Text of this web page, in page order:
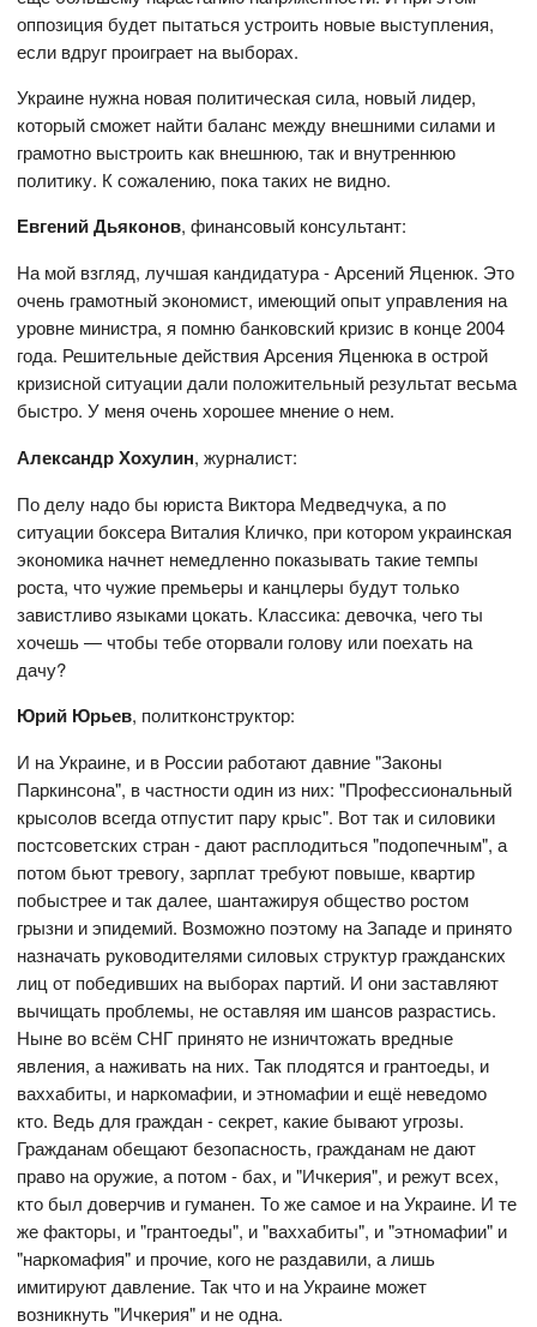
оппозиция будет пытаться устроить новые выступления,
если вдруг проиграет на выборах.
Украине нужна новая политическая сила, новый лидер,
который сможет найти баланс между внешними силами и
грамотно выстроить как внешнюю, так и внутреннюю
политику. К сожалению, пока таких не видно.
Евгений Дьяконов, финансовый консультант:
На мой взгляд, лучшая кандидатура - Арсений Яценюк. Это
очень грамотный экономист, имеющий опыт управления на
уровне министра, я помню банковский кризис в конце 2004
года. Решительные действия Арсения Яценюка в острой
кризисной ситуации дали положительный результат весьма
быстро. У меня очень хорошее мнение о нем.
Александр Хохулин, журналист:
По делу надо бы юриста Виктора Медведчука, а по
ситуации боксера Виталия Кличко, при котором украинская
экономика начнет немедленно показывать такие темпы
роста, что чужие премьеры и канцлеры будут только
завистливо языками цокать. Классика: девочка, чего ты
хочешь — чтобы тебе оторвали голову или поехать на
дачу?
Юрий Юрьев, политконструктор:
И на Украине, и в России работают давние "Законы
Паркинсона", в частности один из них: "Профессиональный
крысолов всегда отпустит пару крыс". Вот так и силовики
постсоветских стран - дают расплодиться "подопечным", а
потом бьют тревогу, зарплат требуют повыше, квартир
побыстрее и так далее, шантажируя общество ростом
грызни и эпидемий. Возможно поэтому на Западе и принято
назначать руководителями силовых структур гражданских
лиц от победивших на выборах партий. И они заставляют
вычищать проблемы, не оставляя им шансов разрастись.
Ныне во всём СНГ принято не изничтожать вредные
явления, а наживать на них. Так плодятся и грантоеды, и
ваххабиты, и наркомафии, и этномафии и ещё неведомо
кто. Ведь для граждан - секрет, какие бывают угрозы.
Гражданам обещают безопасность, гражданам не дают
право на оружие, а потом - бах, и "Ичкерия", и режут всех,
кто был доверчив и гуманен. То же самое и на Украине. И те
же факторы, и "грантоеды", и "ваххабиты", и "этномафии" и
"наркомафия" и прочие, кого не раздавили, а лишь
имитируют давление. Так что и на Украине может
возникнуть "Ичкерия" и не одна.